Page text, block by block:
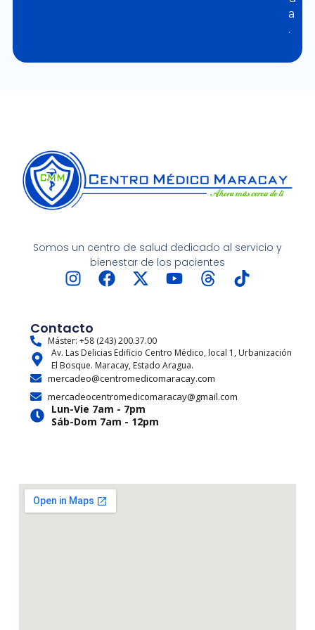
a
.
Somos un centro de salud dedicado al servicio y
bienestar de los pacientes
I
t
a
g
r
a
m
F
b
o
o
k
X
i
t
t
e
r
Y
u
b
e
T
a
d
s
T
o
k
Contacto
Máster: +58 (243) 200.37.00
Av. Las Delicias Edificio Centro Médico, local 1, Urbanización
El Bosque. Maracay, Estado Aragua.
mercadeo@centromedicomaracay.com
mercadeocentromedicomaracay@gmail.com
Lun-Vie 7am - 7pm
Sáb-Dom 7am - 12pm